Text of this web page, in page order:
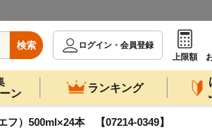
検索
ログイン・会員登録
上限額
ン
ランキング
フ）500ml×24本 【07214-0349】